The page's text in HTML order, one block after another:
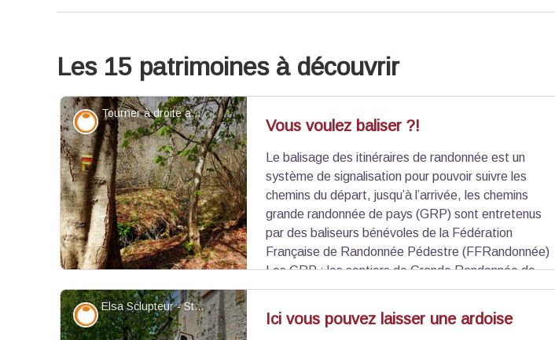
Les 15 patrimoines à découvrir
Tourner à droite aprés le ruisseau - Stefano Blanc - PNR Verdon
Savoir-faire Vous voulez baliser ?!
Le balisage des itinéraires de randonnée est un
système de signalisation pour pouvoir suivre les
chemins du départ, jusqu’à l’arrivée, les chemins
grande randonnée de pays (GRP) sont entretenus
par des baliseurs bénévoles de la Fédération
Française de Randonnée Pédestre (FFRandonnée)
Les GRP : les sentiers de Grande Randonnée de
Pays sont balisés avec des traits horizontaux jaunes et rouges. Ce sont des boucles
Elsa Sclupteur - Stefano Blanc - PNR Verdon
Savoir-faire Ici vous pouvez laisser une ardoise